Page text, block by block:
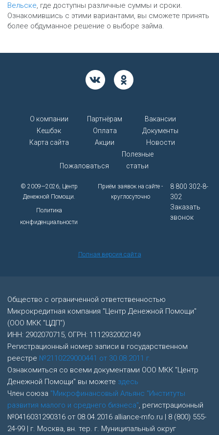
Вельске , где доступны различные суммы и сроки.
Ознакомившись с этими вариантами, вы сможете принять
более обдуманное решение о выборе займа.
О компании Партнёрам
Вакансии
Кешбэк
Оплата
Документы
Карта сайта
Акции Новости
Пожаловаться
Полезные
статьи
© 2009—2026, Центр
Денежной Помощи.
Политика
конфиденциальности
Приём заявок на сайте -
круглосуточно
8 800 302-8-
302
Заказать
звонок
Полная версия сайта
Общество с ограниченной ответственностью
Микрокредитная компания "Центр Денежной Помощи"
(ООО МКК "ЦДП")
ИНН: 2902070715, ОГРН: 1112932002149
Регистрационный номер записи в государственном
реестре №2110229000441 от 30.08.2011 г.
Ознакомиться со всеми документами ООО МКК "Центр
Денежной Помощи" вы можете здесь
Член союза "Микрофинансовый Альянс "Институты
развития малого и среднего бизнеса" , регистрационный
№0416031290316 от 08.04.2016 alliance-mfo.ru | 8 (800) 555-
24-99 | г. Москва, вн. тер. г. Муниципальный округ